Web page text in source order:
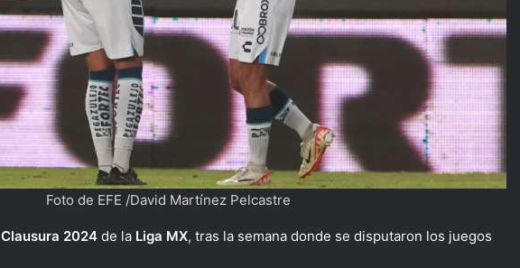
Foto de EFE /David Martínez Pelcastre
Clausura 2024 de la Liga MX, tras la semana donde se disputaron los juegos